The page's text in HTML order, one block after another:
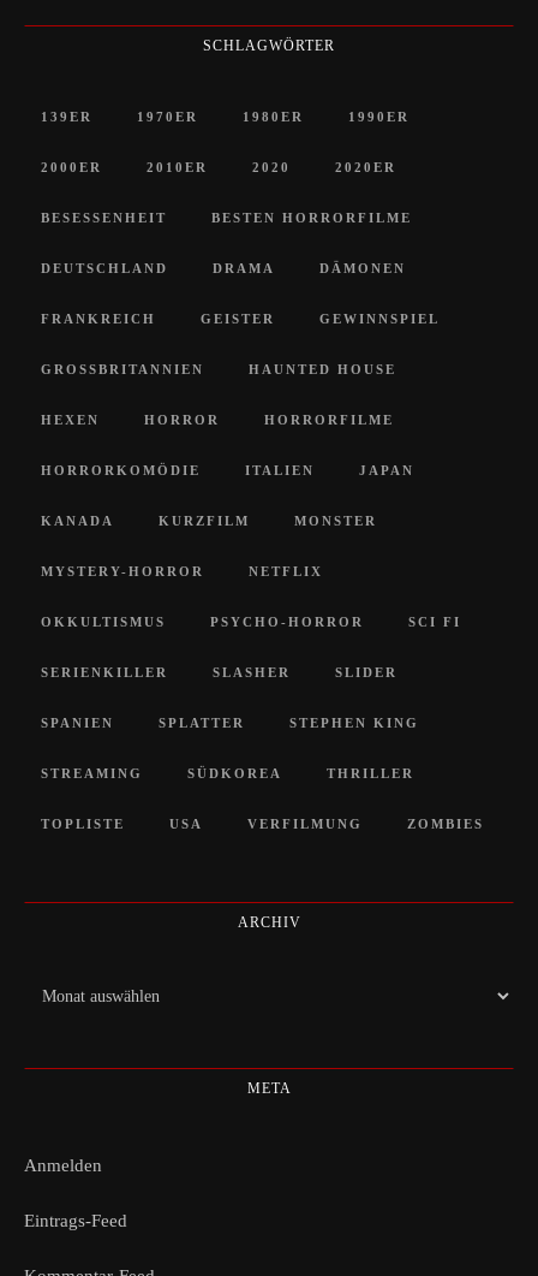
SCHLAGWÖRTER
139ER 1970ER 1980ER 1990ER
2000ER 2010ER 2020 2020ER
BESESSENHEIT BESTEN HORRORFILME
DEUTSCHLAND DRAMA DÄMONEN
FRANKREICH GEISTER GEWINNSPIEL
GROSSBRITANNIEN HAUNTED HOUSE
HEXEN HORROR HORRORFILME
HORRORKOMÖDIE ITALIEN JAPAN
KANADA KURZFILM MONSTER
MYSTERY-HORROR NETFLIX
OKKULTISMUS PSYCHO-HORROR SCI FI
SERIENKILLER SLASHER SLIDER
SPANIEN SPLATTER STEPHEN KING
STREAMING SÜDKOREA THRILLER
TOPLISTE USA VERFILMUNG ZOMBIES
ARCHIV
Archiv
META
Anmelden
Eintrags-Feed